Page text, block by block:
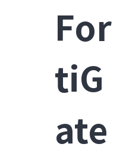
For
tiG
ate